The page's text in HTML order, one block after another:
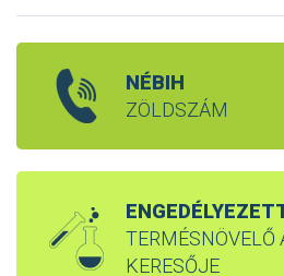
NÉBIH
ZÖLDSZÁM
TERMÉSNÖVELŐ
KERESŐJE